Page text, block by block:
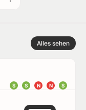
Alles sehen
S
N
N
S
S